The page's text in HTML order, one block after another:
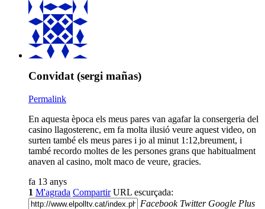
Convidat (sergi mañas)
Permalink
En aquesta època els meus pares van agafar la consergeria del
casino llagosterenc, em fa molta ilusió veure aquest video, on
surten també els meus pares i jo al minut 1:12,breument, i
també recordo moltes de les persones grans que habitualment
anaven al casino, molt maco de veure, gracies.
fa 13 anys
1 M'agrada Compartir URL escurçada:
Facebook Twitter Google Plus